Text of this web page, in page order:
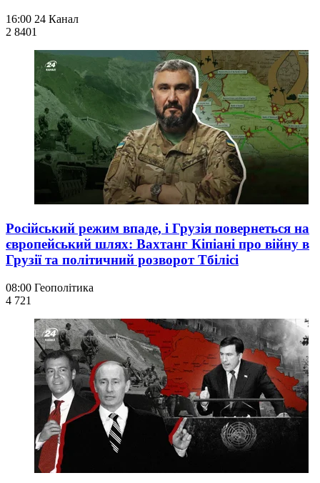
16:00 24 Канал
2 8401
Російський режим впаде, і Грузія повернеться на
європейський шлях: Вахтанг Кіпіані про війну в
Грузії та політичний розворот Тбілісі
08:00 Геополітика
4 721